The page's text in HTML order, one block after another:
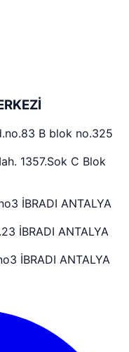
B blok no.325
1357.Sok C Blok
İBRADI ANTALYA
İBRADI ANTALYA
İBRADI ANTALYA